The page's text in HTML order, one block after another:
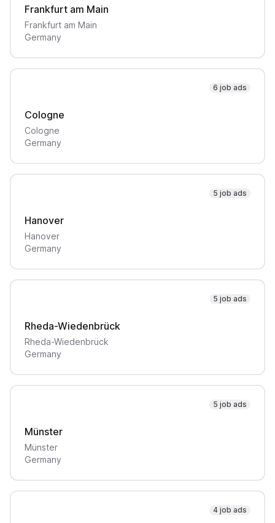
Frankfurt am Main
Frankfurt am Main
Germany
6 job ads
Cologne
Cologne
Germany
5 job ads
Hanover
Hanover
Germany
5 job ads
Rheda-Wiedenbrück
Rheda-Wiedenbrück
Germany
5 job ads
Münster
Münster
Germany
4 job ads